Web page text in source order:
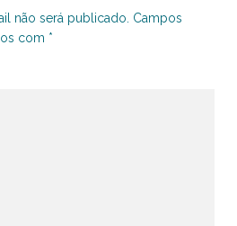
não será publicado. Campos
com *